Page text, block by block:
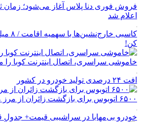
فروش فوری دنا پلاس آغاز می‌شود؛ زمان
اعلام شد
کاسبی
کن!
خاموشی سراسری، اتصال اینترنت کوبا را
افت ۲۴ درصدی تولید خودرو در کشور
۶۵۰۰ اتوبوس برای بازگشت زائران از مرز مهران اعزام می‌شود
خودرو بی‌مهابا در سراشیبی قیمت+ جدول